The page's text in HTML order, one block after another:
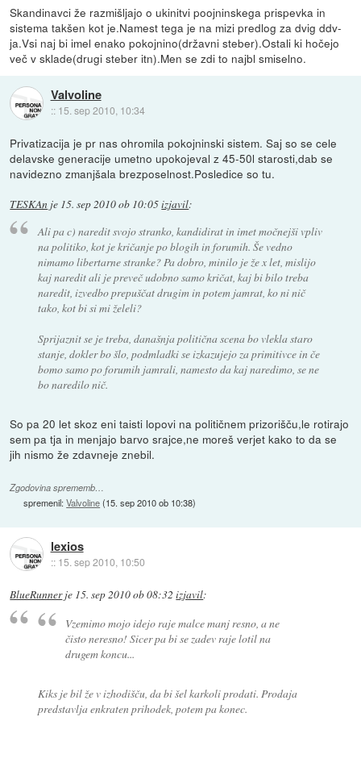
Skandinavci že razmišljajo o ukinitvi poojninskega prispevka in
sistema takšen kot je.Namest tega je na mizi predlog za dvig ddv-
ja.Vsi naj bi imel enako pokojnino(državni steber).Ostali ki hočejo
več v sklade(drugi steber itn).Men se zdi to najbl smiselno.
Valvoline
:: 15. sep 2010, 10:34
Privatizacija je pr nas ohromila pokojninski sistem. Saj so se cele
delavske generacije umetno upokojeval z 45-50l starosti,dab se
navidezno zmanjšala brezposelnost.Posledice so tu.
TESKAn je 15. sep 2010 ob 10:05izjavil:
Ali pa c) naredit svojo stranko, kandidirat in imet močnejši vpliv
na politiko, kot je kričanje po blogih in forumih. Še vedno
nimamo libertarne stranke? Pa dobro, minilo je že x let, mislijo
kaj naredit ali je preveč udobno samo kričat, kaj bi bilo treba
naredit, izvedbo prepuščat drugim in potem jamrat, ko ni nič
tako, kot bi si mi želeli?
Sprijaznit se je treba, današnja politična scena bo vlekla staro
stanje, dokler bo šlo, podmladki se izkazujejo za primitivce in če
bomo samo po forumih jamrali, namesto da kaj naredimo, se ne
bo naredilo nič.
So pa 20 let skoz eni taisti lopovi na političnem prizorišču,le rotirajo
sem pa tja in menjajo barvo srajce,ne moreš verjet kako to da se
jih nismo že zdavneje znebil.
Zgodovina sprememb…
spremenil:Valvoline(15. sep 2010 ob 10:38)
lexios
:: 15. sep 2010, 10:50
BlueRunnerje 15. sep 2010 ob 08:32 izjavil:
Vzemimo mojo idejo raje malce manj resno, a ne
čisto neresno! Sicer pa bi se zadev raje lotil na
drugem koncu...
Kiks je bil že v izhodišču, da bi šel karkoli prodati. Prodaja
predstavlja enkraten prihodek, potem pa konec.